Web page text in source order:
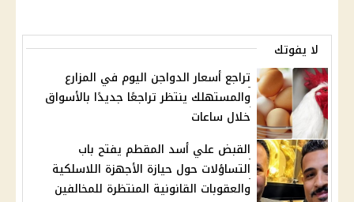
لا يفوتك
تراجع أسعار الدواجن اليوم في المزارع
والمستهلك ينتظر تراجعًا جديدًا بالأسواق
خلال ساعات
القبض علي أسد المقطم يفتح باب
التساؤلات حول حيازة الأجهزة اللاسلكية
والعقوبات القانونية المنتظرة للمخالفين